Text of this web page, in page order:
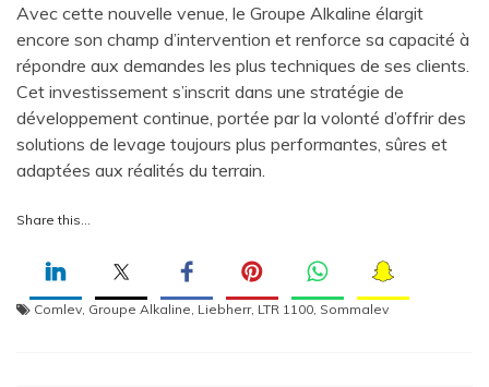
Avec cette nouvelle venue, le Groupe Alkaline élargit
encore son champ d’intervention et renforce sa capacité à
répondre aux demandes les plus techniques de ses clients.
Cet investissement s’inscrit dans une stratégie de
développement continue, portée par la volonté d’offrir des
solutions de levage toujours plus performantes, sûres et
adaptées aux réalités du terrain.
Share this…
Comlev Groupe Alkaline Liebherr, LTR 1100 Sommalev